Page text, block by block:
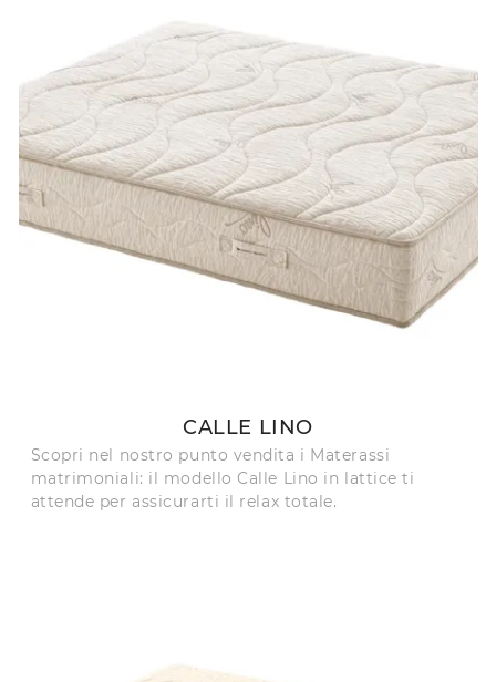
CALLE LINO
Scopri nel nostro punto vendita i Materassi
matrimoniali: il modello Calle Lino in lattice ti
attende per assicurarti il relax totale.